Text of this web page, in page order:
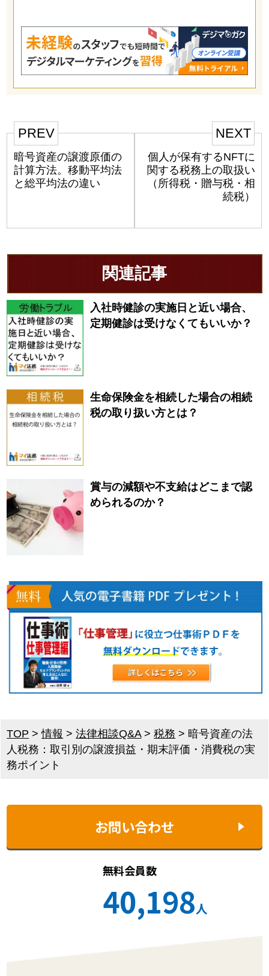
PREV
暗号資産の譲渡原価の
計算方法。移動平均法
と総平均法の違い
NEXT
個人が保有するNFTに
関する税務上の取扱い
（所得税・贈与税・相
続税）
関連記事
入社時健診の実施日と近い場合、
定期健診は受けなくてもいいか？
生命保険金を相続した場合の相続
税の取り扱い方とは？
賞与の減額や不支給はどこまで認
められるのか？
TOP >情報 >法律相談Q&A>税務 > 暗号資産の法
人税務：取引別の譲渡損益・期末評価・消費税の実
務ポイント
お問い合わせ
無料会員数
40,198人